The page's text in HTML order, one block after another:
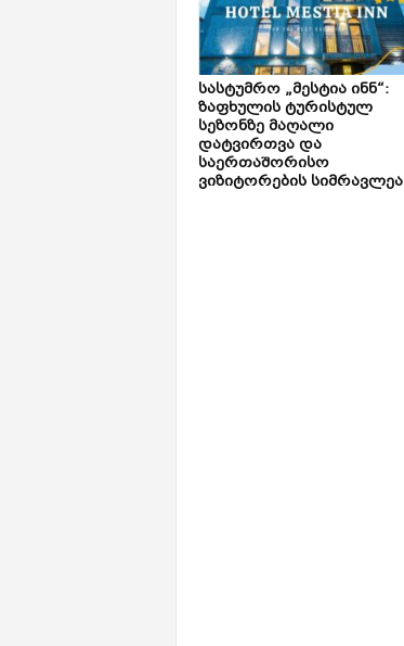
სასტუმრო „მესტია ინნ“:
ზაფხულის ტურისტულ
სეზონზე მაღალი
დატვირთვა და
საერთაშორისო
ვიზიტორების სიმრავლეა